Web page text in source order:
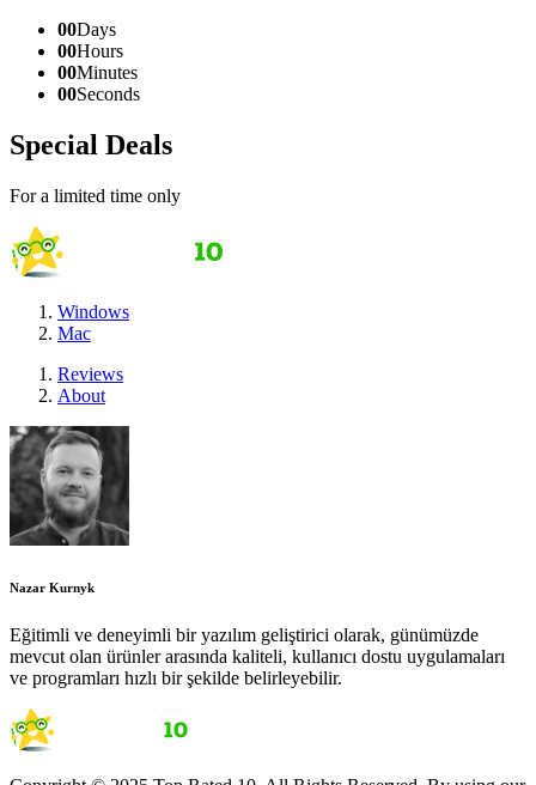
00Days
00Hours
00Minutes
00Seconds
Special Deals
For a limited time only
Windows
Mac
Reviews
About
Nazar Kurnyk
Eğitimli ve deneyimli bir yazılım geliştirici olarak, günümüzde
mevcut olan ürünler arasında kaliteli, kullanıcı dostu uygulamaları
ve programları hızlı bir şekilde belirleyebilir.